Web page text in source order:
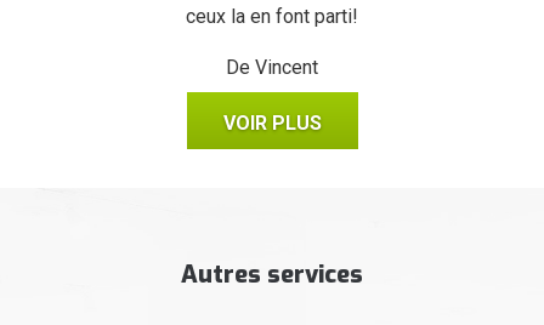
ceux la en font parti!
De Vincent
VOIR PLUS
Autres services